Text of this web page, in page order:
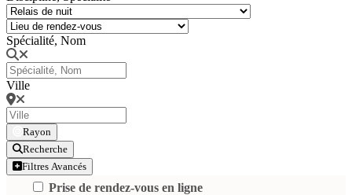
Spécialité, Nom
Ville
Rayon
Recherche
Filtres Avancés
Prise de rendez-vous en ligne